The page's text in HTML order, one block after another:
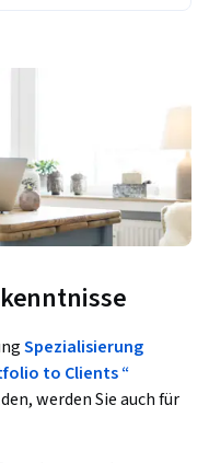
Spezialisierung
to Clients “
werden Sie auch für